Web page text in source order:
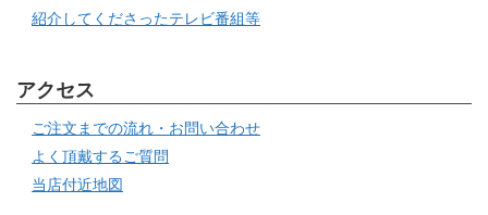
紹介してくださったテレビ番組等
アクセス
ご注文までの流れ・お問い合わせ
よく頂戴するご質問
当店付近地図